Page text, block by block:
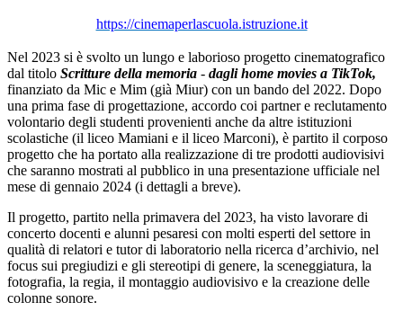
https://cinemaperlascuola.istruzione.it
Nel 2023 si è svolto un lungo e laborioso progetto cinematografico
dal titolo Scritture della memoria - dagli home movies a TikTok,
finanziato da Mic e Mim (già Miur) con un bando del 2022. Dopo
una prima fase di progettazione, accordo coi partner e reclutamento
volontario degli studenti provenienti anche da altre istituzioni
scolastiche (il liceo Mamiani e il liceo Marconi), è partito il corposo
progetto che ha portato alla realizzazione di tre prodotti audiovisivi
che saranno mostrati al pubblico in una presentazione ufficiale nel
mese di gennaio 2024 (i dettagli a breve).
Il progetto, partito nella primavera del 2023, ha visto lavorare di
concerto docenti e alunni pesaresi con molti esperti del settore in
qualità di relatori e tutor di laboratorio nella ricerca d’archivio, nel
focus sui pregiudizi e gli stereotipi di genere, la sceneggiatura, la
fotografia, la regia, il montaggio audiovisivo e la creazione delle
colonne sonore.